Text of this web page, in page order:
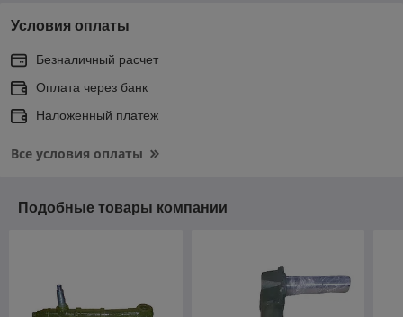
Условия оплаты
Безналичный расчет
Оплата через банк
Наложенный платеж
Все условия оплаты
Подобные товары компании